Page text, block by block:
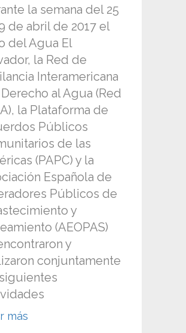
la semana del 25
de abril de 2017 el
del Agua El
la Red de
Interamericana
al Agua (Red
la Plataforma de
Públicos
de las
(PAPC) y la
Española de
Públicos de
y
(AEOPAS)
y
conjuntamente
más